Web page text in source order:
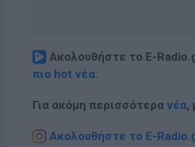
Ακολουθήστε το E-
πιο hot νέα.
Για ακόμη περισσότερα νέα,
Ακολουθήστε το E-